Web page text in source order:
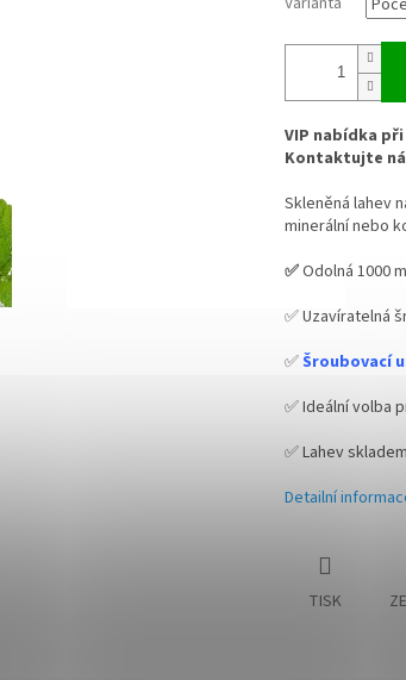
VIP nabídka
Kontaktujte
Skleněná lahev
minerální nebo
✅Odolná 1000
✅ Uzavíratelná
✅Šroubovací
✅ Ideální volba
✅ Lahev
Detailní
TISK